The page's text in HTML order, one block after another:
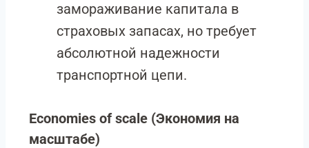
замораживание капитала в
страховых запасах, но требует
абсолютной надежности
транспортной цепи.
Economies of scale (Экономия на
масштабе)